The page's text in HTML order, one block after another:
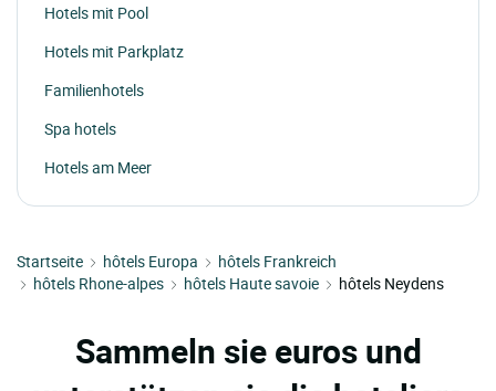
Hotels mit Pool
Hotels mit Parkplatz
Familienhotels
Spa hotels
Hotels am Meer
Startseite hôtels Europa
hôtels Frankreich
hôtels Rhone-alpes
hôtels Haute savoie hôtels Neydens
Sammeln sie euros und